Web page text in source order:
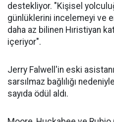
destekliyor. "Kişisel
günlüklerini incelemeyi ve
daha az bilinen Hıristiyan
içeriyor".
Jerry Falwell'in eski
sarsılmaz bağlılığı
sayıda ödül aldı.